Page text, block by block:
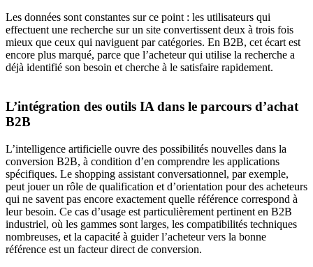
Les données sont constantes sur ce point : les utilisateurs qui
effectuent une recherche sur un site convertissent deux à trois fois
mieux que ceux qui naviguent par catégories. En B2B, cet écart est
encore plus marqué, parce que l’acheteur qui utilise la recherche a
déjà identifié son besoin et cherche à le satisfaire rapidement.
L’intégration des outils IA dans le parcours d’achat
B2B
L’intelligence artificielle ouvre des possibilités nouvelles dans la
conversion B2B, à condition d’en comprendre les applications
spécifiques. Le shopping assistant conversationnel, par exemple,
peut jouer un rôle de qualification et d’orientation pour des acheteurs
qui ne savent pas encore exactement quelle référence correspond à
leur besoin. Ce cas d’usage est particulièrement pertinent en B2B
industriel, où les gammes sont larges, les compatibilités techniques
nombreuses, et la capacité à guider l’acheteur vers la bonne
référence est un facteur direct de conversion.